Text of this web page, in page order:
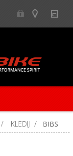
/ KLEDIJ / BIBS